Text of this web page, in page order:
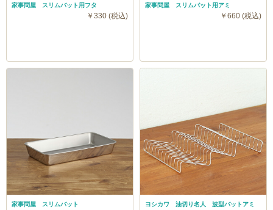
家事問屋 スリムバット用フタ
￥330 (税込)
家事問屋 スリムバット用アミ
￥660 (税込)
家事問屋 スリムバット
ヨシカワ 油切り名人 波型バットアミ